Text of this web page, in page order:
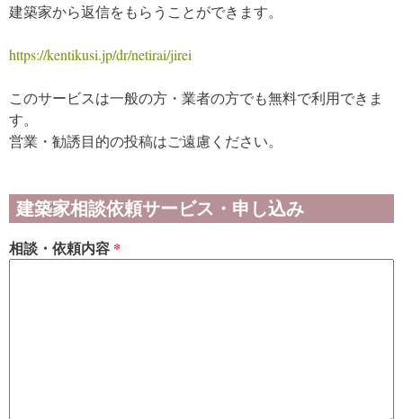
建築家から返信をもらうことができます。
https://kentikusi.jp/dr/netirai/jirei
このサービスは一般の方・業者の方でも無料で利用できま
す。
営業・勧誘目的の投稿はご遠慮ください。
建築家相談依頼サービス・申し込み
相談・依頼内容 *